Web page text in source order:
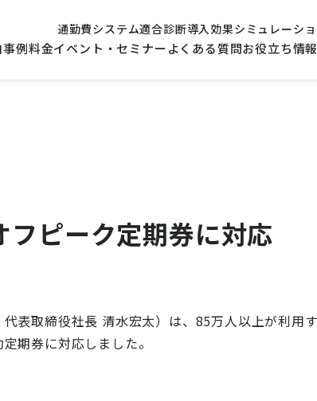
通勤費システム適合診断導入効果シミュレーシ
事例料金イベント・セミナー よくある質問お役立ち情
フピーク定期券に対応
表取締役社長 清水宏太）は、85万人以上が利用
期券に対応しました。